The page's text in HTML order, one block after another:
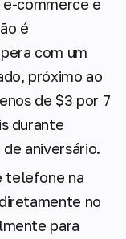
commerce e
é
com um
próximo ao
de $3 por 7
durante
aniversário.
telefone na
no
para